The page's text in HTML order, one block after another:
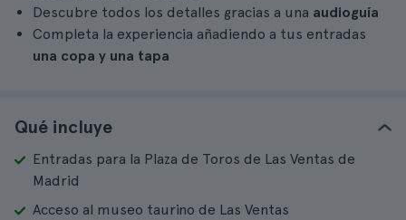
Descubre todos los detalles gracias a una audioguía
Completa la experiencia añadiendo a tus entradas
una copa y una tapa
Qué incluye
Entradas para la Plaza de Toros de Las Ventas de
Madrid
Acceso al museo taurino de Las Ventas